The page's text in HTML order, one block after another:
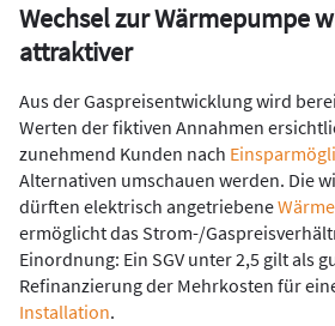
Wechsel zur Wärmepumpe
attraktiver
Aus der Gaspreisentwicklung wird
Werten der fiktiven Annahmen
zunehmend Kunden nach
Alternativen umschauen werden. Die
dürften elektrisch angetriebene
ermöglicht das Strom-/
Einordnung: Ein SGV unter 2,5 gilt als
Refinanzierung der Mehrkosten für
Installation.